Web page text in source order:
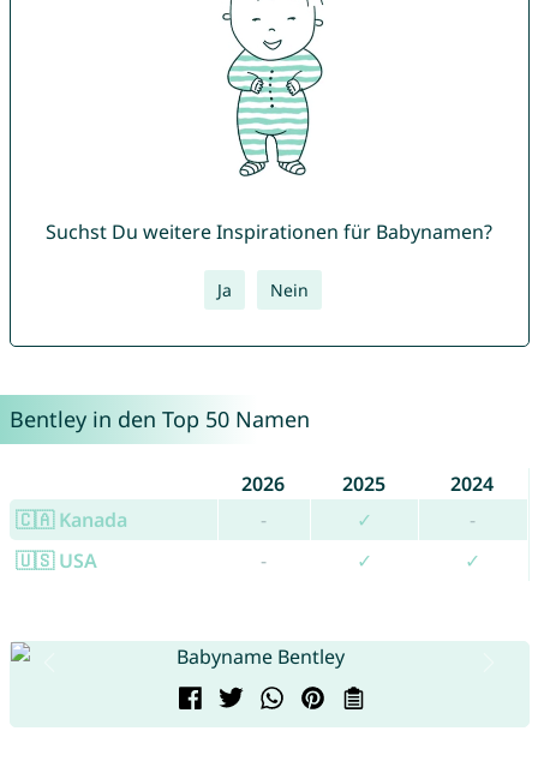
Suchst Du weitere Inspirationen für Babynamen?
Ja Nein
Bentley in den Top 50 Namen
2026 2025
2024
🇨🇦 Kanada
- ✓
-
🇺🇸 USA
- ✓ ✓